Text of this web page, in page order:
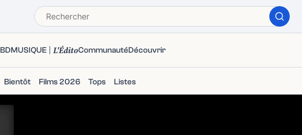
BDMUSIQUE L'ÉditoCommunautéDécouvrir
Bientôt Films 2026 Tops Listes